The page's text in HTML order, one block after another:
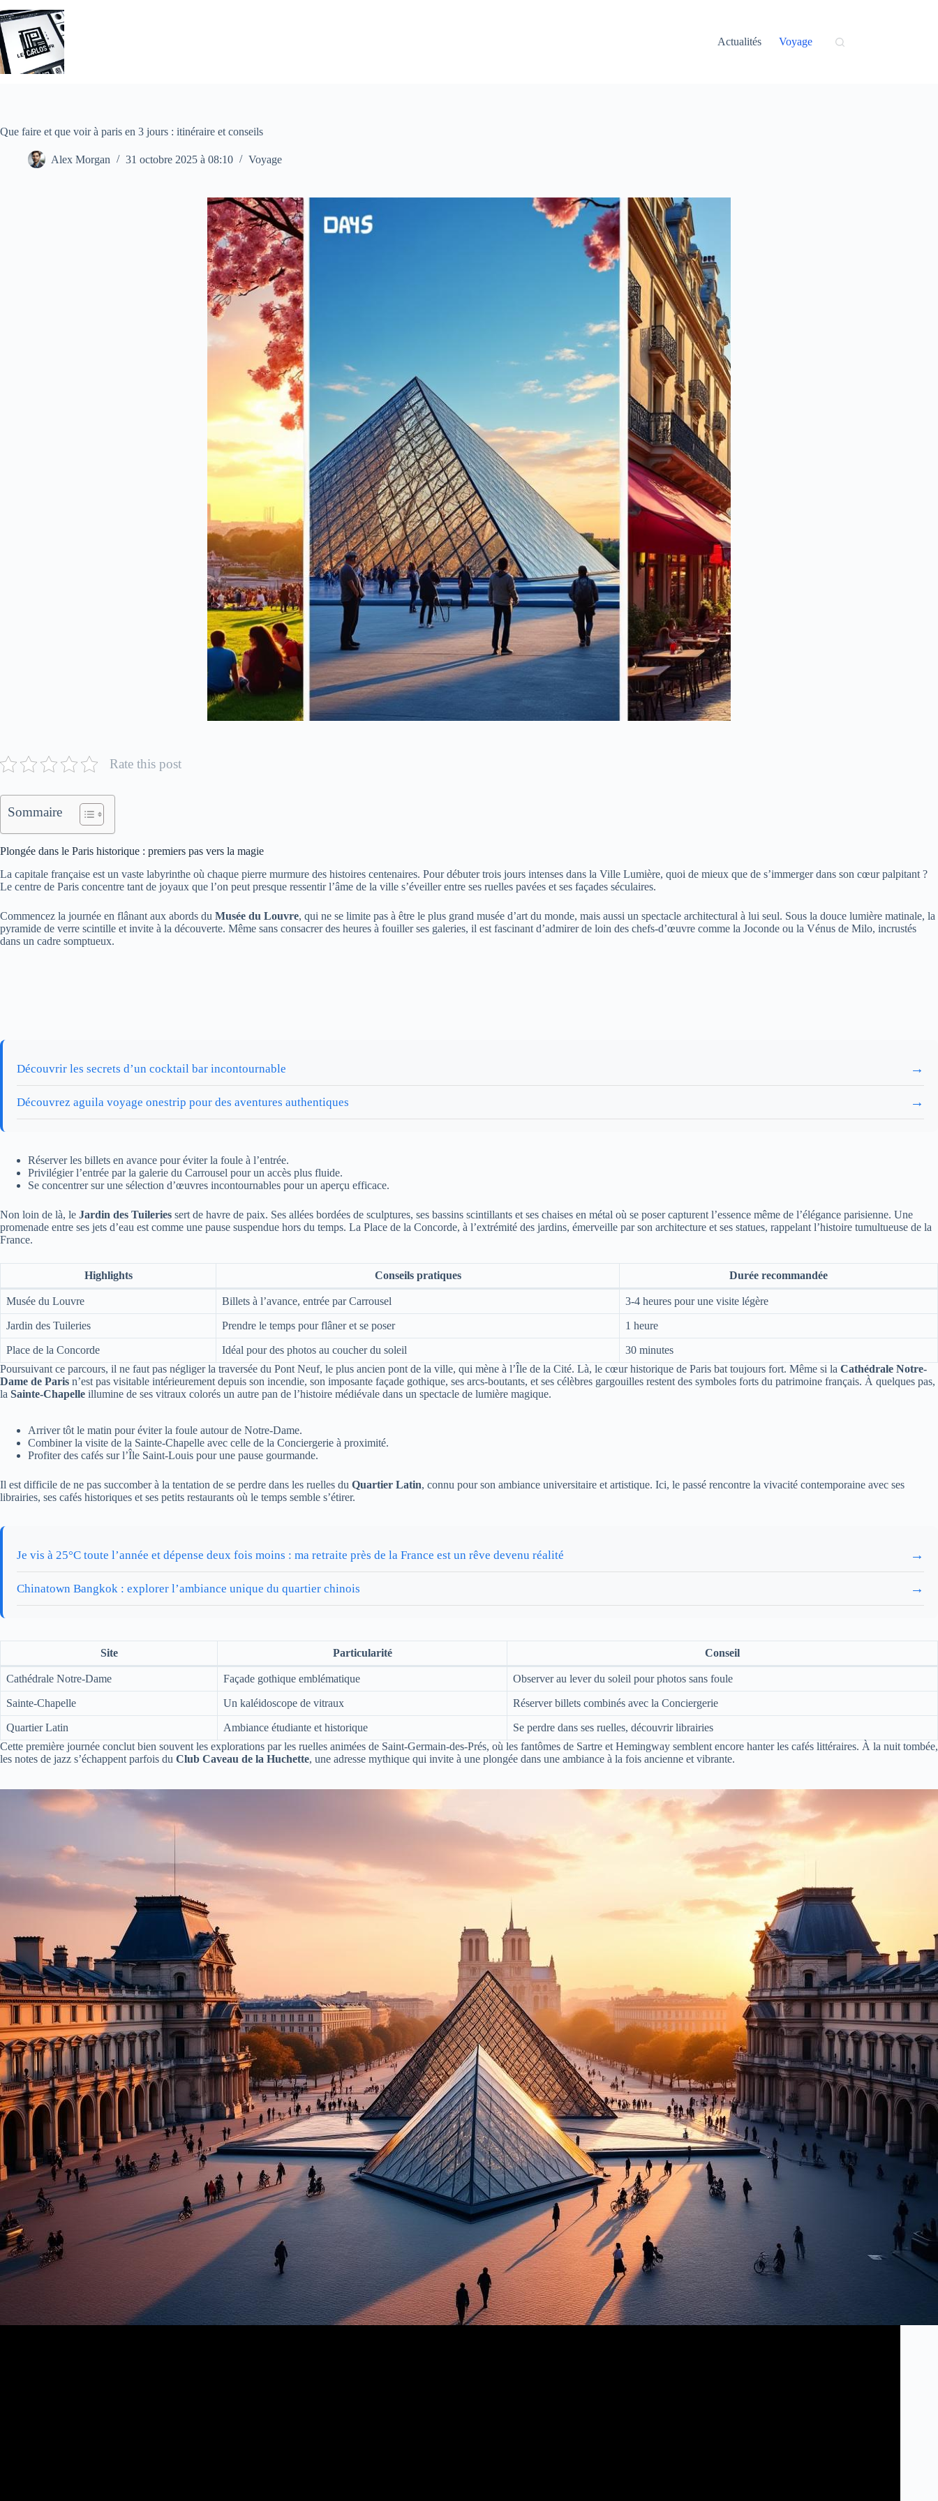
au
contenu
Actualités
Voyage
Que faire et que voir à paris en 3 jours : itinéraire et conseils
Alex Morgan 31 octobre 2025 à 08:10 Voyage
Rate this post
Sommaire
Plongée dans le Paris historique : premiers pas vers la magie
La capitale française est un vaste labyrinthe où chaque pierre murmure des histoires centenaires. Pour débuter trois jours intenses dans la Ville Lumière, quoi de mieux que de s’immerger dans son cœur palpitant ?
Le centre de Paris concentre tant de joyaux que l’on peut presque ressentir l’âme de la ville s’éveiller entre ses ruelles pavées et ses façades séculaires.
Commencez la journée en flânant aux abords du Musée du Louvre, qui ne se limite pas à être le plus grand musée d’art du monde, mais aussi un spectacle architectural à lui seul. Sous la douce lumière matinale, la
pyramide de verre scintille et invite à la découverte. Même sans consacrer des heures à fouiller ses galeries, il est fascinant d’admirer de loin des chefs-d’œuvre comme la Joconde ou la Vénus de Milo, incrustés
dans un cadre somptueux.
Découvrir les secrets d’un cocktail bar incontournable →
Découvrez aguila voyage onestrip pour des aventures authentiques →
Réserver les billets en avance pour éviter la foule à l’entrée.
Privilégier l’entrée par la galerie du Carrousel pour un accès plus fluide.
Se concentrer sur une sélection d’œuvres incontournables pour un aperçu efficace.
Non loin de là, le Jardin des Tuileries sert de havre de paix. Ses allées bordées de sculptures, ses bassins scintillants et ses chaises en métal où se poser capturent l’essence même de l’élégance parisienne. Une
promenade entre ses jets d’eau est comme une pause suspendue hors du temps. La Place de la Concorde, à l’extrémité des jardins, émerveille par son architecture et ses statues, rappelant l’histoire tumultueuse de la
France.
Highlights Conseils pratiques Durée recommandée
Musée du Louvre Billets à l’avance, entrée par Carrousel 3-4 heures pour une visite légère
Jardin des Tuileries Prendre le temps pour flâner et se poser 1 heure
Place de la Concorde Idéal pour des photos au coucher du soleil
30 minutes
Poursuivant ce parcours, il ne faut pas négliger la traversée du Pont Neuf, le plus ancien pont de la ville, qui mène à l’Île de la Cité. Là, le cœur historique de Paris bat toujours fort. Même si la Cathédrale Notre-
Dame de Paris n’est pas visitable intérieurement depuis son incendie, son imposante façade gothique, ses arcs-boutants, et ses célèbres gargouilles restent des symboles forts du patrimoine français. À quelques pas,
la Sainte-Chapelle illumine de ses vitraux colorés un autre pan de l’histoire médiévale dans un spectacle de lumière magique.
Arriver tôt le matin pour éviter la foule autour de Notre-Dame.
Combiner la visite de la Sainte-Chapelle avec celle de la Conciergerie à proximité.
Profiter des cafés sur l’Île Saint-Louis pour une pause gourmande.
Il est difficile de ne pas succomber à la tentation de se perdre dans les ruelles du Quartier Latin, connu pour son ambiance universitaire et artistique. Ici, le passé rencontre la vivacité contemporaine avec ses
librairies, ses cafés historiques et ses petits restaurants où le temps semble s’étirer.
Je vis à 25°C toute l’année et dépense deux fois moins : ma retraite près de la France est un rêve devenu réalité →
Chinatown Bangkok : explorer l’ambiance unique du quartier chinois →
Site Particularité Conseil
Cathédrale Notre-Dame Façade gothique emblématique Observer au lever du soleil pour photos sans foule
Sainte-Chapelle Un kaléidoscope de vitraux Réserver billets combinés avec la Conciergerie
Quartier Latin Ambiance étudiante et historique
Se perdre dans ses ruelles, découvrir librairies
Cette première journée conclut bien souvent les explorations par les ruelles animées de Saint-Germain-des-Prés, où les fantômes de Sartre et Hemingway semblent encore hanter les cafés littéraires. À la nuit tombée,
les notes de jazz s’échappent parfois du Club Caveau de la Huchette, une adresse mythique qui invite à une plongée dans une ambiance à la fois ancienne et vibrante.